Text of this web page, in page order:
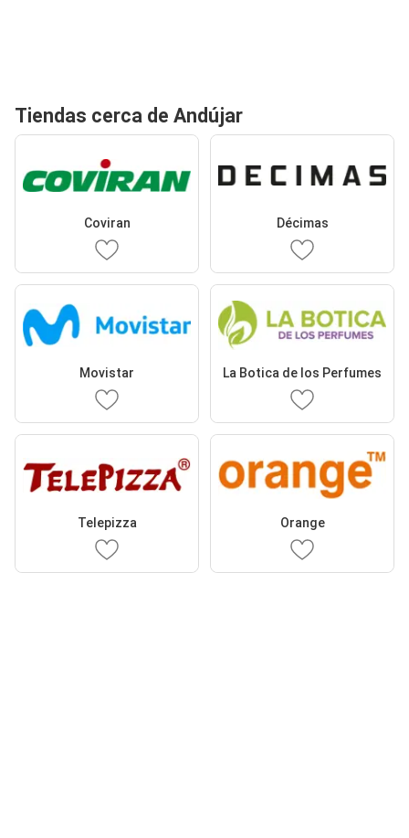
Tiendas cerca de Andújar
Coviran Décimas
Movistar La Botica de los Perfumes
Telepizza Orange